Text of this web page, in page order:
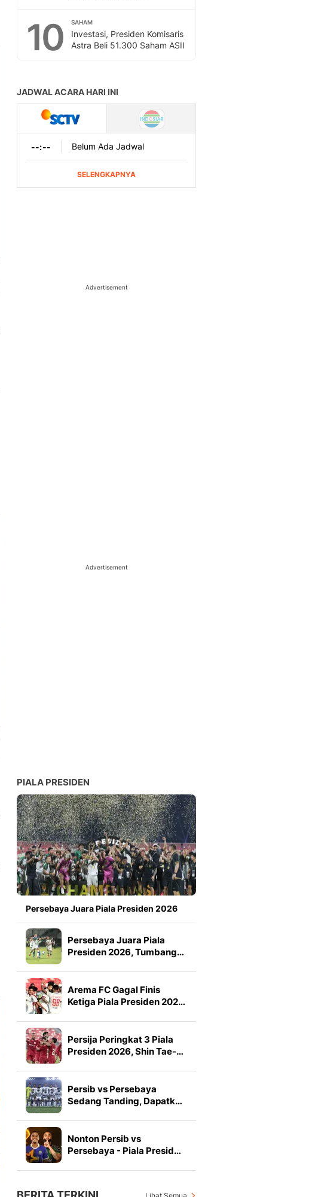
10 SAHAM
Investasi, Presiden Komisaris
Astra Beli 51.300 Saham ASII
Advertisement
Advertisement
PIALA PRESIDEN
Persebaya Juara Piala Presiden 2026
Persebaya Juara Piala
Presiden 2026, Tumbang…
Arema FC Gagal Finis
Ketiga Piala Presiden 202…
Persija Peringkat 3 Piala
Presiden 2026, Shin Tae-…
Persib vs Persebaya
Sedang Tanding, Dapatk…
Nonton Persib vs
Persebaya - Piala Presid…